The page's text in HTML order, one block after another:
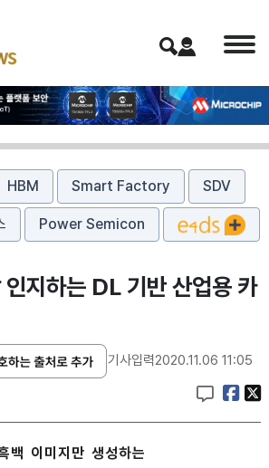
HBM Smart Factory SDV
Power Semicon
인지하는 DL 기반 산업용 카
기사입력2020.11.06 11:05
이미지만 생성하는